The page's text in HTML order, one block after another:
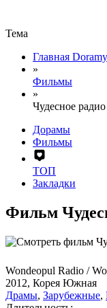
Тема
Главная
»
Фильмы
»
Чудесное радио
Дорамы
Фильмы
ТОП
Закладки
Фильм
Wondeopul Radio /
2012, Корея Южная
Драмы, Зарубежные,